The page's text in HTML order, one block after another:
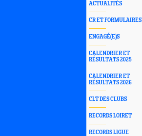
ACTUALITÉS
CR ET FORMULAIRES
ENGAGÉ(E)S
CALENDRIER ET
RÉSULTATS 2025
CALENDRIER ET
RÉSULTATS 2026
CLT DES CLUBS
RECORDS LOIRET
RECORDS LIGUE